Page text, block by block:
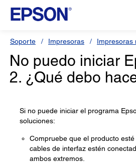
Soporte Impresoras Impresoras
No puedo iniciar
2. ¿Qué debo
Si no puede iniciar el programa
soluciones:
Compruebe que el producto
cables de interfaz estén
ambos extremos.